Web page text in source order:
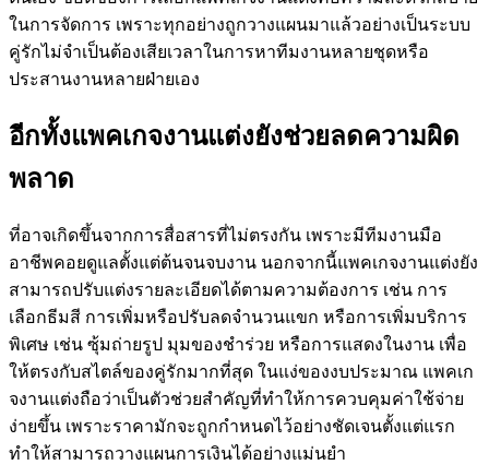
ในการจัดการ เพราะทุกอย่างถูกวางแผนมาแล้วอย่างเป็นระบบ
คู่รักไม่จำเป็นต้องเสียเวลาในการหาทีมงานหลายชุดหรือ
ประสานงานหลายฝ่ายเอง
อีกทั้งแพคเกจงานแต่งยังช่วยลดความผิด
พลาด
ที่อาจเกิดขึ้นจากการสื่อสารที่ไม่ตรงกัน เพราะมีทีมงานมือ
อาชีพคอยดูแลตั้งแต่ต้นจนจบงาน นอกจากนี้แพคเกจงานแต่งยัง
สามารถปรับแต่งรายละเอียดได้ตามความต้องการ เช่น การ
เลือกธีมสี การเพิ่มหรือปรับลดจำนวนแขก หรือการเพิ่มบริการ
พิเศษ เช่น ซุ้มถ่ายรูป มุมของชำร่วย หรือการแสดงในงาน เพื่อ
ให้ตรงกับสไตล์ของคู่รักมากที่สุด ในแง่ของงบประมาณ แพคเก
จงานแต่งถือว่าเป็นตัวช่วยสำคัญที่ทำให้การควบคุมค่าใช้จ่าย
ง่ายขึ้น เพราะราคามักจะถูกกำหนดไว้อย่างชัดเจนตั้งแต่แรก
ทำให้สามารถวางแผนการเงินได้อย่างแม่นยำ